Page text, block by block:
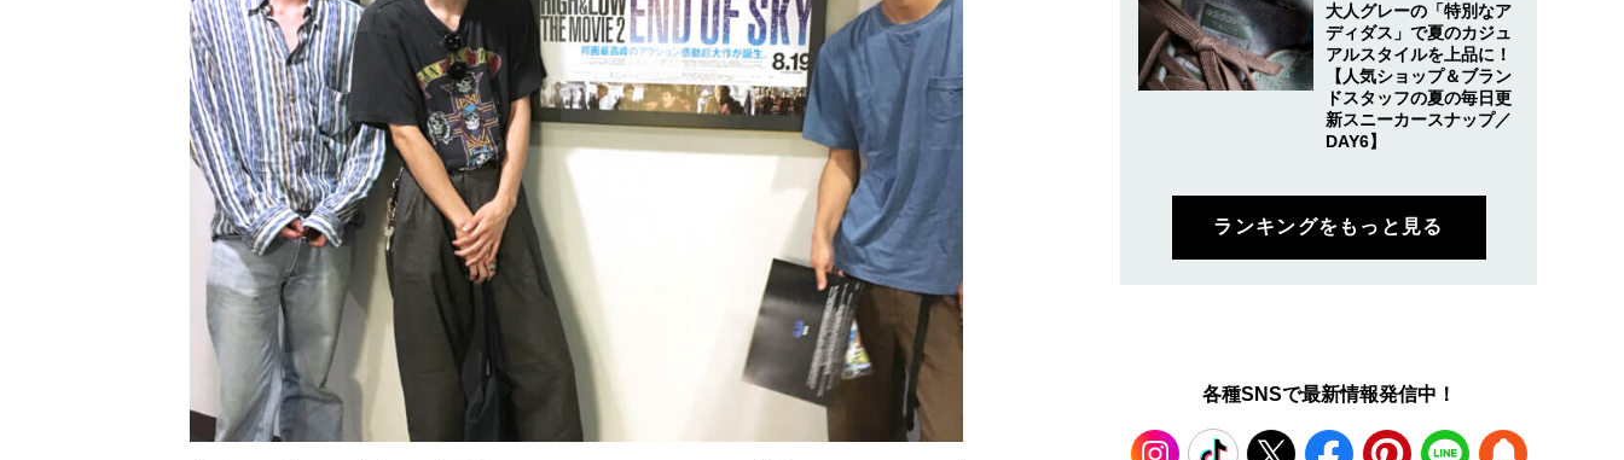
大人グレーの「特別なア
ディダス」で夏のカジュ
アルスタイルを上品に！
【人気ショップ＆ブラン
ドスタッフの夏の毎日更
新スニーカースナップ／
DAY6】
ランキングをもっと見る
各種SNSで最新情報発信中！